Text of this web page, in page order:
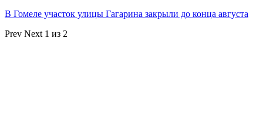
В Гомеле участок улицы Гагарина закрыли до конца августа
Prev Next 1 из 2